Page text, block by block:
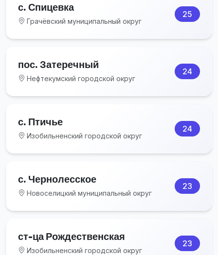
с. Спицевка
Грачёвский муниципальный округ
25
пос. Затеречный
Нефтекумский городской округ
24
с. Птичье
Изобильненский городской округ
24
с. Чернолесское
Новоселицкий муниципальный округ
23
ст-ца Рождественская
Изобильненский городской округ
23